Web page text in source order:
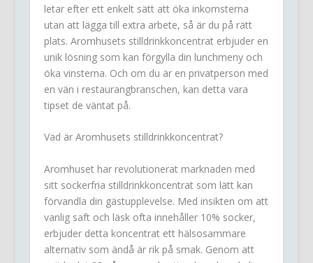
letar efter ett enkelt sätt att öka inkomsterna
utan att lägga till extra arbete, så är du på rätt
plats. Aromhusets stilldrinkkoncentrat erbjuder en
unik lösning som kan förgylla din lunchmeny och
öka vinsterna. Och om du är en privatperson med
en vän i restaurangbranschen, kan detta vara
tipset de väntat på.
Vad är Aromhusets stilldrinkkoncentrat?
Aromhuset har revolutionerat marknaden med
sitt sockerfria stilldrinkkoncentrat som lätt kan
förvandla din gästupplevelse. Med insikten om att
vanlig saft och läsk ofta innehåller 10% socker,
erbjuder detta koncentrat ett hälsosammare
alternativ som ändå är rik på smak. Genom att